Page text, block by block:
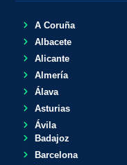
A Coruña
Albacete
Alicante
Almería
Álava
Asturias
Ávila
Badajoz
Barcelona